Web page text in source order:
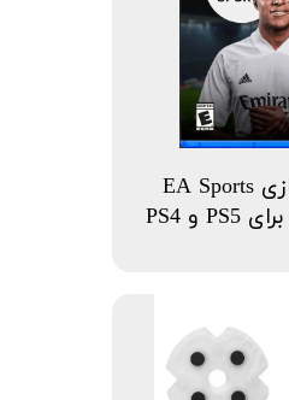
اکانت قانونی بازی EA Sports